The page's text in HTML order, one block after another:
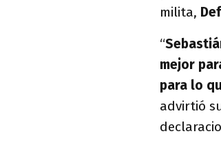
milita,
“
mejor
para lo
advirtió